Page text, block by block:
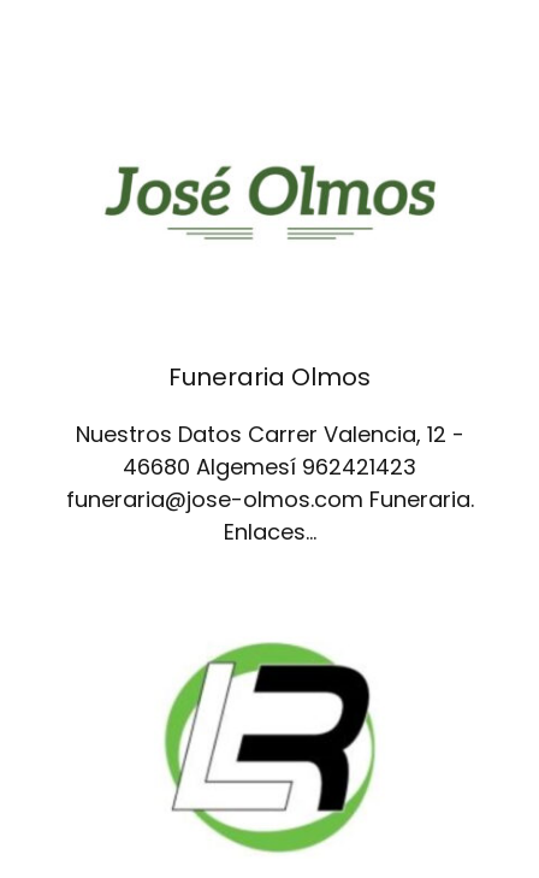
Funeraria Olmos
Nuestros Datos Carrer Valencia, 12 -
46680 Algemesí 962421423
funeraria@jose-olmos.com Funeraria.
Enlaces…